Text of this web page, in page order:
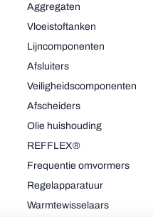
Aggregaten
Vloeistoftanken
Lijncomponenten
Afsluiters
Veiligheidscomponenten
Afscheiders
Olie huishouding
REFFLEX®
Frequentie omvormers
Regelapparatuur
Warmtewisselaars